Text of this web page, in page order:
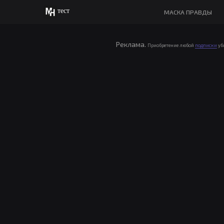
тест МАСКА ПРАВДЫ
Реклама. Приобретение любой подписки